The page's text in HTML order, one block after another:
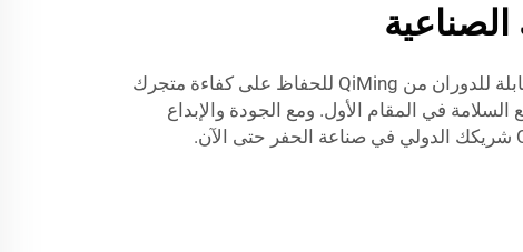
في الختام، أضف شفاه CF القابلة للدوران من QiMing للحفاظ على كفاءة متجرك
السلامة في المقام الأول. ومع الجودة والإبداع